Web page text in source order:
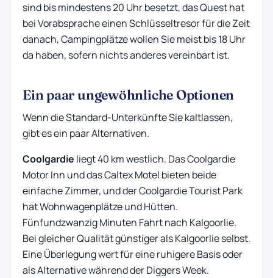
sind bis mindestens 20 Uhr besetzt, das Quest hat
bei Vorabsprache einen Schlüsseltresor für die Zeit
danach, Campingplätze wollen Sie meist bis 18 Uhr
da haben, sofern nichts anderes vereinbart ist.
Ein paar ungewöhnliche Optionen
Wenn die Standard-Unterkünfte Sie kaltlassen,
gibt es ein paar Alternativen.
Coolgardie liegt 40 km westlich. Das Coolgardie
Motor Inn und das Caltex Motel bieten beide
einfache Zimmer, und der Coolgardie Tourist Park
hat Wohnwagenplätze und Hütten.
Fünfundzwanzig Minuten Fahrt nach Kalgoorlie.
Bei gleicher Qualität günstiger als Kalgoorlie selbst.
Eine Überlegung wert für eine ruhigere Basis oder
als Alternative während der Diggers Week.